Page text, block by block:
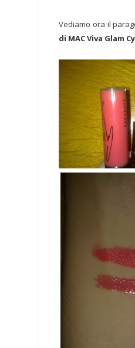
Vediamo ora il
di MAC Viva Glam